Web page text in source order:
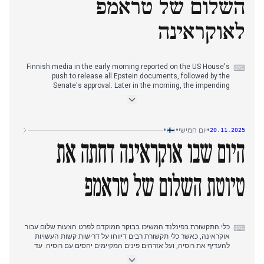
השלום של טראמפ
לאוקראינה
⌨
Finnish media in the early morning reported on the US House's
push to release all Epstein documents, followed by the
Senate's approval. Later in the morning, the impending
dominant story, with multiple outlets detailing the sale of fuel
entry into the Finnish audiobook market. The afternoon and
evening saw a significant focus on evolving peace proposals
for Ukraine, with sources detailing harsh demands potentially
favoring Russia and raising questions about Donald Trump's
20.11.2025
•יום חמישי•
•
היום שבו אוקראינה דחתה את
טיוטת השלום של טראמפ
⌨ כלי התקשורת בפינלנד המשיכו בבוקר המוקדם לפרט הצעות שלום עבור
אוקראינה, כאשר כלי תקשורת רבים דיווחו על דרישות קשות העשויות
להעדיף את רוסיה, ועל אזרחים פינים המקיימים יחסים עם רוסיה. עד